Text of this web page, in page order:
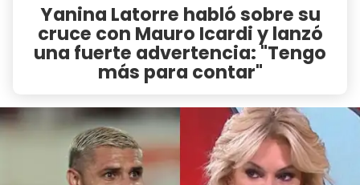
Yanina Latorre habló sobre su
cruce con Mauro Icardi y lanzó
una fuerte advertencia: "Tengo
más para contar"